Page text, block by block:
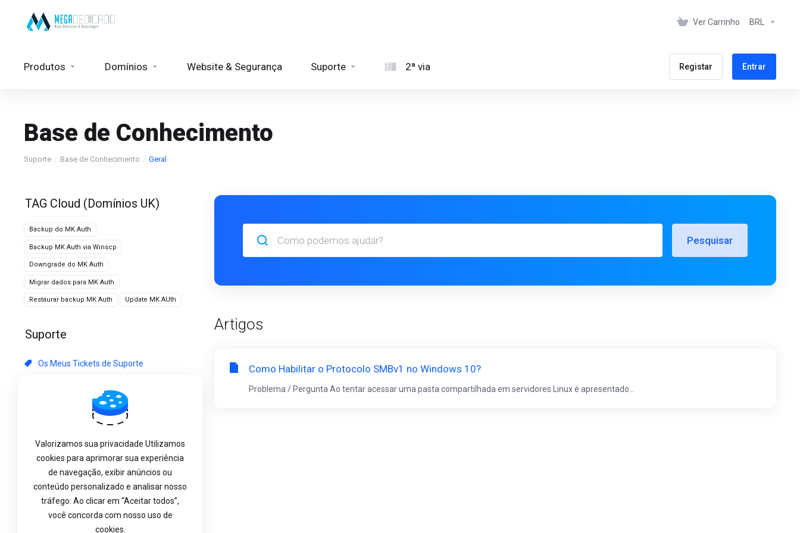
Ver Carrinho BRL
Produtos Domínios Website & Segurança Suporte 2ª via Registar Entrar
Base de Conhecimento
Suporte Base de Conhecimento Geral
TAG Cloud (Domínios UK)
Backup do MK Auth
Backup MK Auth via Winscp
Downgrade do MK Auth
Migrar dados para MK Auth
Restaurar backup MK Auth Update MK AUth
Suporte
Os Meus Tickets de Suporte
Base de Conhecimento
Abrir Ticket
Pesquisar
Artigos
Como Habilitar o Protocolo SMBv1 no Windows 10?
Problema / Pergunta Ao tentar acessar uma pasta compartilhada em servidores Linux é apresentado...
Valorizamos sua privacidade Utilizamos
cookies para aprimorar sua experiência
de navegação, exibir anúncios ou
conteúdo personalizado e analisar nosso
tráfego. Ao clicar em “Aceitar todos”,
você concorda com nosso uso de
cookies.